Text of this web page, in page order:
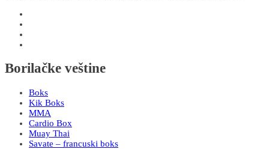
Borilačke veštine
Boks
Kik Boks
MMA
Cardio Box
Muay Thai
Savate – francuski boks